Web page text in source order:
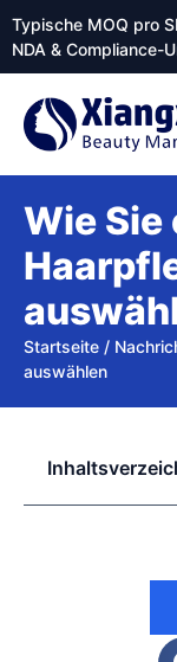
Typische MOQ pro
NDA & Compliance-
Wie Sie
Startseite /
auswählen